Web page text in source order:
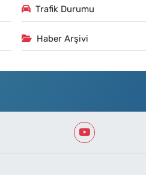
Trafik Durumu
Haber Arşivi